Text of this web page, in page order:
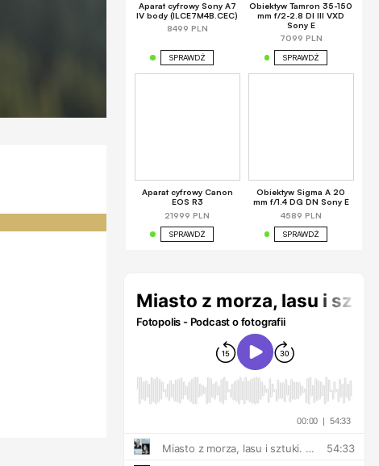
Aparat cyfrowy Sony A7
IV body (ILCE7M4B.CEC)
8499 PLN
SPRAWDŹ
Obiektyw Tamron 35-150
mm f/2-2.8 DI III VXD
Sony E
7099 PLN
SPRAWDŹ
Aparat cyfrowy Canon
EOS R3
21999 PLN
SPRAWDŹ
Obiektyw Sigma A 20
mm f/1.4 DG DN Sony E
4589 PLN
SPRAWDŹ